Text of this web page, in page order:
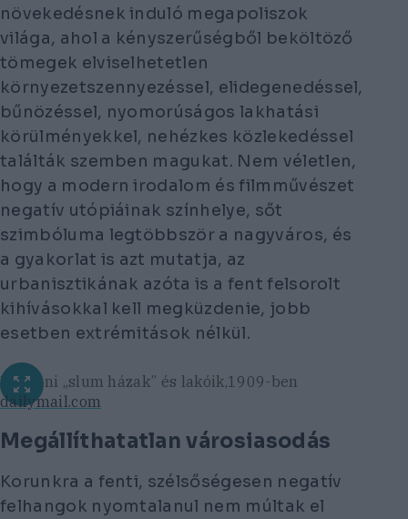
növekedésnek induló megapoliszok
világa, ahol a kényszerűségből beköltöző
tömegek elviselhetetlen
környezetszennyezéssel, elidegenedéssel,
bűnözéssel, nyomorúságos lakhatási
körülményekkel, nehézkes közlekedéssel
találták szemben magukat. Nem véletlen,
hogy a modern irodalom és filmművészet
negatív utópiáinak színhelye, sőt
szimbóluma legtöbbször a nagyváros, és
a gyakorlat is azt mutatja, az
urbanisztikának azóta is a fent felsorolt
kihívásokkal kell megküzdenie, jobb
esetben extrémitások nélkül.
Londoni „slum házak” és lakóik,1909-ben
dailymail.com
Megállíthatatlan városiasodás
Korunkra a fenti, szélsőségesen negatív
felhangok nyomtalanul nem múltak el